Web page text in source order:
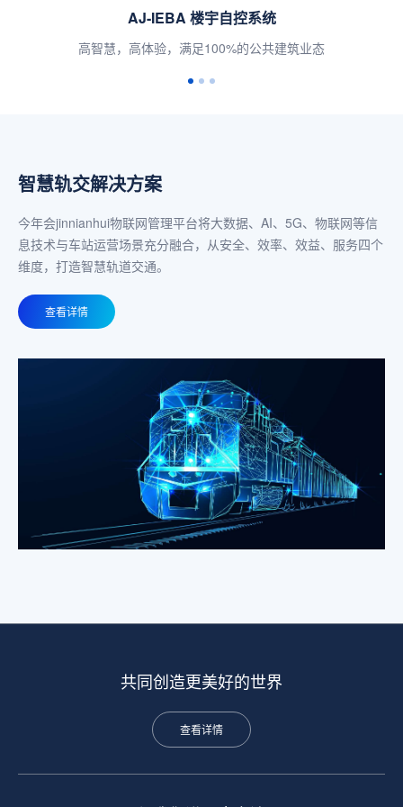
AJ-IEMS 智慧能源管理系统
“能算一体化”，全面覆盖企业多种能源
智慧轨交解决方案
今年会jinnianhui物联网管理平台将大数据、AI、5G、物联网等信
息技术与车站运营场景充分融合，从安全、效率、效益、服务四个
维度，打造智慧轨道交通。
查看详情
共同创造更美好的世界
查看详情